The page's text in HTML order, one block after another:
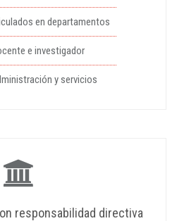
en departamentos
e investigador
y servicios
responsabilidad directiva